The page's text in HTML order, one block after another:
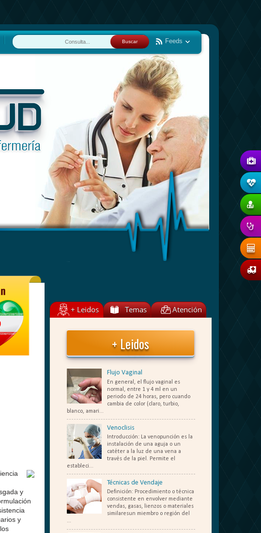
Buscar Feeds
y
y
+ Leidos Temas Atención
+ Leidos
Flujo Vaginal
En general, el flujo vaginal es
normal, entre 1 y 4 ml en un
periodo de 24 horas, pero cuando
cambia de color (claro, turbio,
blanco, amari...
Venoclisis
Introducción: La venopunción es la
instalación de una aguja o un
catéter a la luz de una vena a
través de la piel. Permite el
estableci...
Técnicas de Vendaje
Definición: Procedimiento o técnica
consistente en envolver mediante
vendas, gasas, lienzos o materiales
similaresun miembro o región del
...